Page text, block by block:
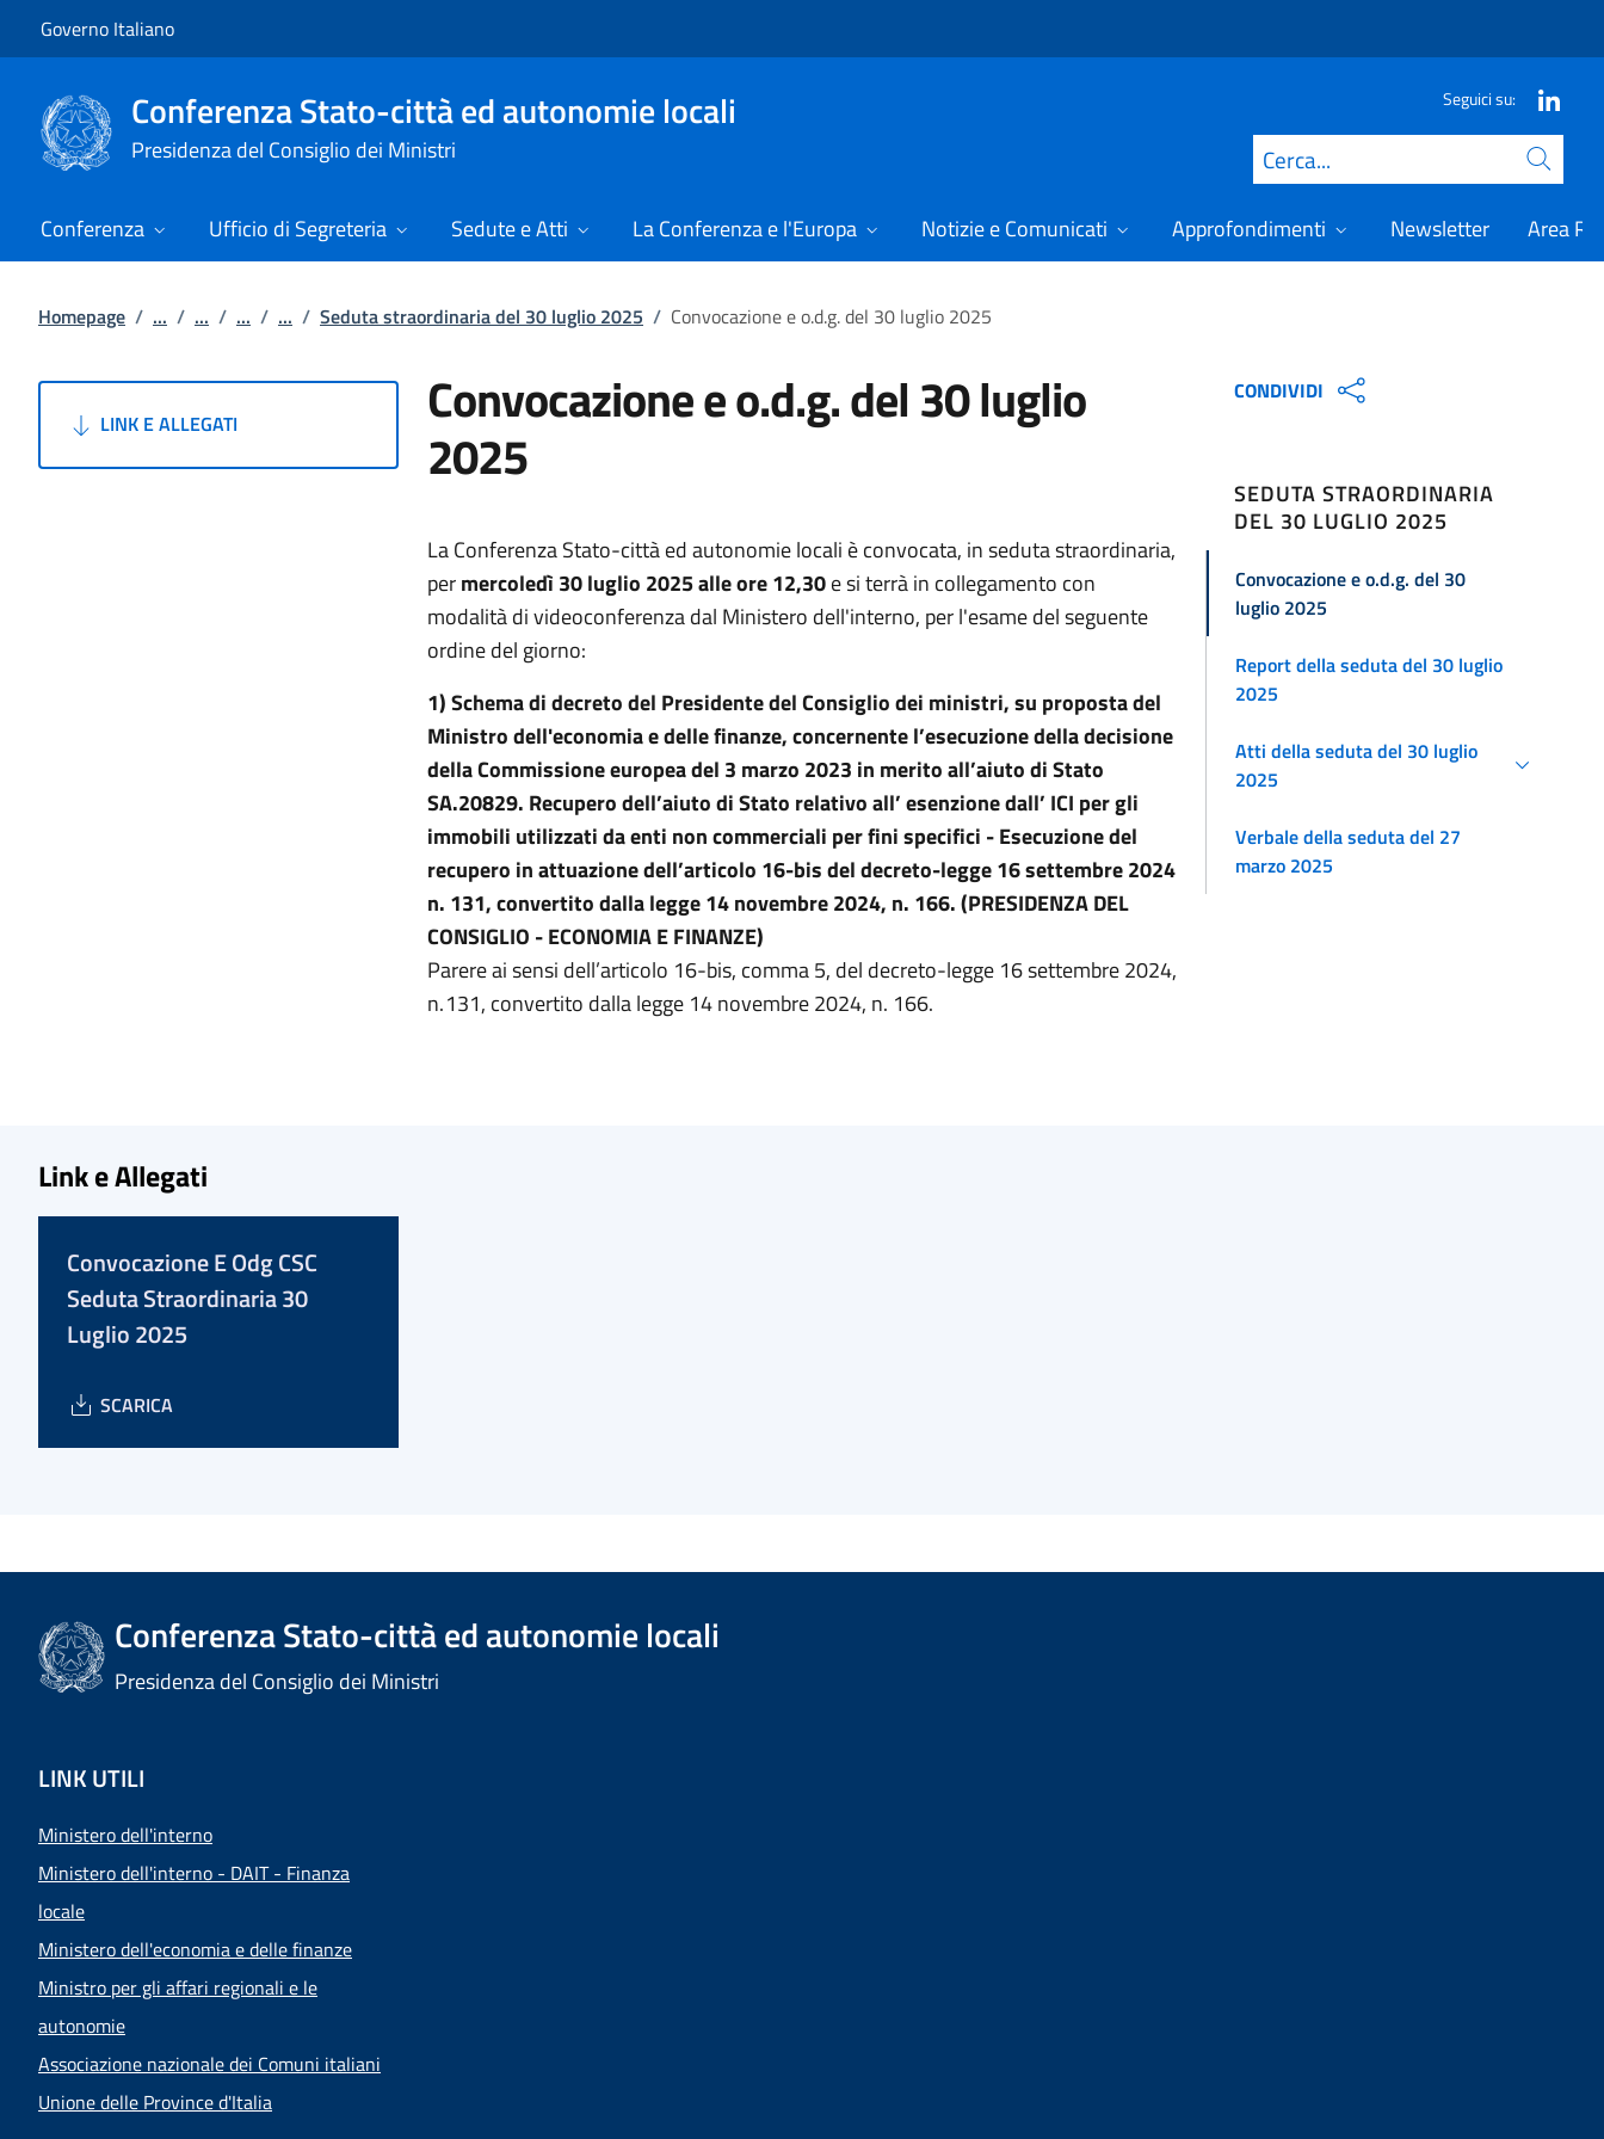
Governo Italiano
Conferenza Stato-città ed autonomie locali
Presidenza del Consiglio dei Ministri
Seguici su:
Cerca
Conferenza Ufficio di Segreteria Sedute e Atti La Conferenza e l'Europa Notizie e Comunicati Approfondimenti Newsletter Area
Homepage / ... / ... / ... / ... / Seduta straordinaria del 30 luglio 2025 / Convocazione e o.d.g. del 30 luglio 2025
LINK E ALLEGATI Convocazione e o.d.g. del 30 luglio
2025
La Conferenza Stato-città ed autonomie locali è convocata, in seduta straordinaria,
permercoledì 30 luglio 2025 alle ore 12,30e si terrà in collegamento con
modalità di videoconferenza dal Ministero dell'interno, per l'esame del seguente
ordine del giorno:
1)Schema di decreto del Presidente del Consiglio dei ministri, su proposta del
Ministro dell'economia e delle finanze, concernente l’esecuzione della decisione
della Commissione europea del 3 marzo 2023 in merito all’aiuto di Stato
SA.20829. Recupero dell’aiuto di Stato relativo all’ esenzione dall’ ICI per gli
immobili utilizzati da enti non commerciali per fini specifici - Esecuzione del
recupero in attuazione dell’articolo 16-bis del decreto-legge 16 settembre 2024
n. 131, convertito dalla legge 14 novembre 2024, n. 166. (PRESIDENZA DEL
CONSIGLIO - ECONOMIA E FINANZE)
Parere ai sensi dell’articolo 16-bis, comma 5, del decreto-legge 16 settembre 2024,
n. 131, convertito dalla legge 14 novembre 2024, n. 166.
CONDIVIDI
SEDUTA STRAORDINARIA
DEL 30 LUGLIO 2025
Convocazione e o.d.g. del 30
luglio 2025
Report della seduta del 30 luglio
2025
Atti della seduta del 30 luglio
2025
Verbale della seduta del 27
marzo 2025
Link e Allegati
Convocazione E Odg CSC
Seduta Straordinaria 30
Luglio 2025
SCARICA
Conferenza Stato-città ed autonomie locali
Presidenza del Consiglio dei Ministri
LINK UTILI
Ministero dell'interno
Ministero dell'interno - DAIT - Finanza
locale
Ministero dell'economia e delle finanze
Ministro per gli affari regionali e le
autonomie
Associazione nazionale dei Comuni italiani
Unione delle Province d'Italia